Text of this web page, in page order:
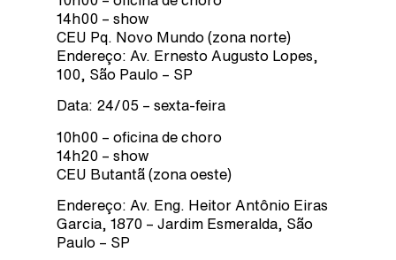
14h00 – show
CEU Pq. Novo Mundo (zona norte)
Endereço: Av. Ernesto Augusto Lopes,
100, São Paulo – SP
Data: 24/05 – sexta-feira
10h00 – oficina de choro
14h20 – show
CEU Butantã (zona oeste)
Endereço: Av. Eng. Heitor Antônio Eiras
Garcia, 1870 – Jardim Esmeralda, São
Paulo – SP